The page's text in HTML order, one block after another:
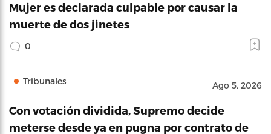
Mujer es declarada culpable por causar la
muerte de dos jinetes
0
Tribunales Ago 5, 2026
Con votación dividida, Supremo decide
meterse desde ya en pugna por contrato de